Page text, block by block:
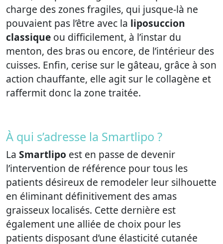
charge des zones fragiles, qui jusque-là ne
pouvaient pas l’être avec la liposuccion
classique ou difficilement, à l’instar du
menton, des bras ou encore, de l’intérieur des
cuisses. Enfin, cerise sur le gâteau, grâce à son
action chauffante, elle agit sur le collagène et
raffermit donc la zone traitée.
À qui s’adresse la Smartlipo ?
La Smartlipo est en passe de devenir
l’intervention de référence pour tous les
patients désireux de remodeler leur silhouette
en éliminant définitivement des amas
graisseux localisés. Cette dernière est
également une alliée de choix pour les
patients disposant d’une élasticité cutanée